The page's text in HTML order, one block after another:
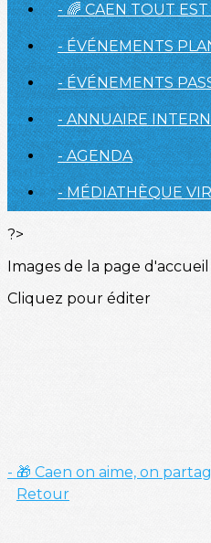
- 🌈 CAEN TOUT
- ÉVÉNEMENTS
- ÉVÉNEMENTS
- ANNUAIRE
- AGENDA
- MÉDIATHÈQUE
?>
Images de la page d'accueil
Cliquez pour éditer
- 🎁 Caen on aime, on
Retour